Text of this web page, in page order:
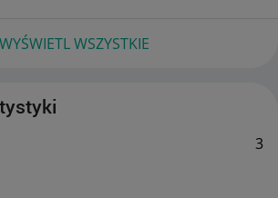
WYŚWIETL WSZYSTKIE
3